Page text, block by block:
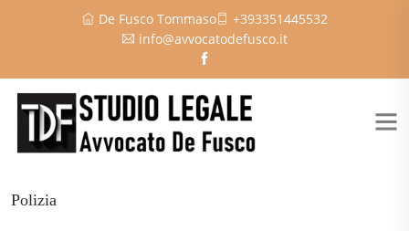
De Fusco Tommaso
+393351445532
info@avvocatodefusco.it
Polizia